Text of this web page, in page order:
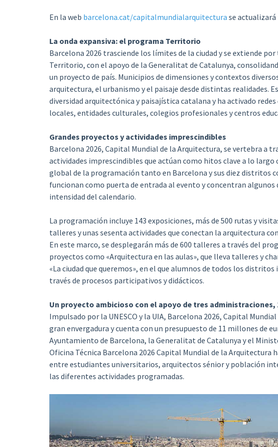
En la web barcelona.cat/capitalmundialarquitectura se
La onda expansiva: el programa Territorio
Barcelona 2026 trasciende los límites de la ciudad y se extiende
Territorio, con el apoyo de la Generalitat de Catalunya,
un proyecto de país. Municipios de dimensiones y contextos
arquitectura, el urbanismo y el paisaje desde distintas realidades.
diversidad arquitectónica y paisajística catalana y ha activado
locales, entidades culturales, colegios profesionales y centros
Grandes proyectos y actividades imprescindibles
Barcelona 2026, Capital Mundial de la Arquitectura, se vertebra a
actividades imprescindibles que actúan como hitos clave a lo
global de la programación tanto en Barcelona y sus diez distritos
funcionan como puerta de entrada al evento y concentran
intensidad del calendario.
La programación incluye 143 exposiciones, más de 500 rutas y
talleres y unas sesenta actividades que conectan la arquitectura
En este marco, se desplegarán más de 600 talleres a través del
proyectos como «Arquitectura en las aulas», que lleva talleres y
«La ciudad que queremos», en el que alumnos de todos los
través de procesos participativos y didácticos.
Un proyecto ambicioso con el apoyo de tres
Impulsado por la UNESCO y la UIA, Barcelona 2026, Capital
gran envergadura y cuenta con un presupuesto de 11 millones de
Ayuntamiento de Barcelona, la Generalitat de Catalunya y el
Oficina Técnica Barcelona 2026 Capital Mundial de la Arquitectura
entre estudiantes universitarios, arquitectos sénior y población
las diferentes actividades programadas.